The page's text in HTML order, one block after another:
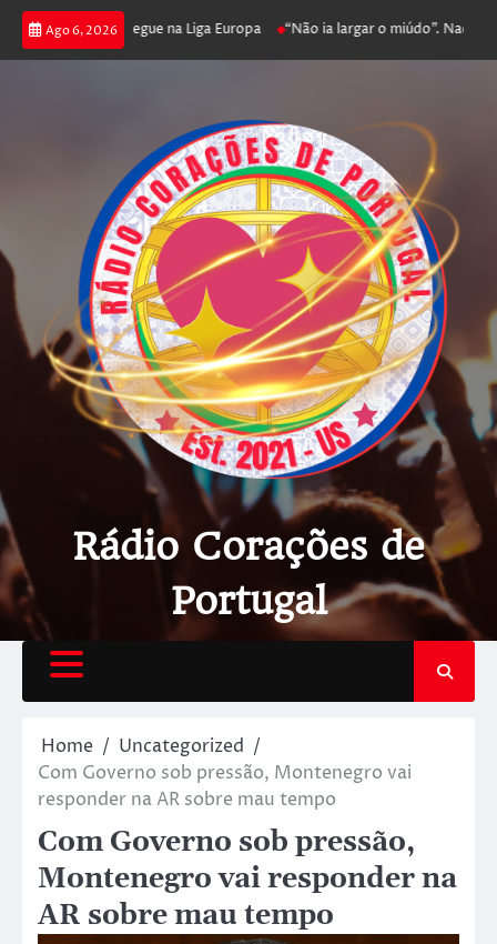
Ago 6, 2026
poker e prossegue na Liga Europa “Não ia largar o miúdo”. Nadador-
Rádio Corações de
Portugal
Home
Uncategorized
Com Governo sob pressão, Montenegro vai
responder na AR sobre mau tempo
Com Governo sob pressão,
Montenegro vai responder na
AR sobre mau tempo